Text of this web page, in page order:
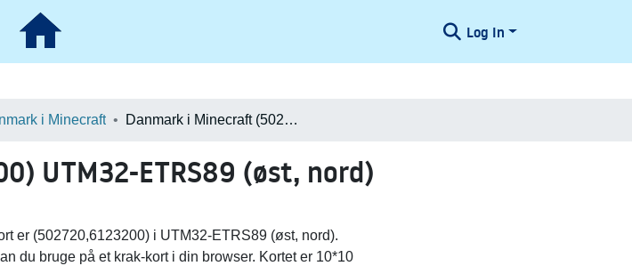
Log In
i Minecraft Danmark i Minecraft (502720,6123200) UTM32-ETRS89 (øst, nord)
UTM32-ETRS89 (øst, nord)
er (502720,6123200) i UTM32-ETRS89 (øst, nord).
du bruge på et krak-kort i din browser. Kortet er 10*10